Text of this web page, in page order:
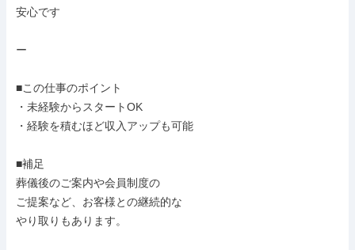
安心です
ー
■この仕事のポイント
・未経験からスタートOK
・経験を積むほど収入アップも可能
■補足
葬儀後のご案内や会員制度の
ご提案など、お客様との継続的な
やり取りもあります。